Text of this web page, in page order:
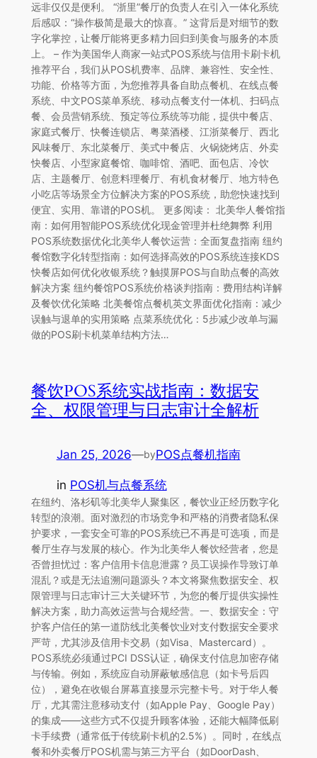
远非仅仅是便利。 “浙里”餐厅的负责人在引入一体化系统
后感叹：“操作极简是最大的惊喜。” 这背后是对细节的数
字化掌控，让餐厅能将更多精力回归到美食与服务的本质
上。 – 作为美国华人商家一站式POS系统与信用卡刷卡机
推荐平台，我们从POS机费率、品牌、兼容性、安全性、
功能、价格等方面，为您推荐具备自助点餐机、在线点餐
系统、中文POS菜单系统、移动点餐支付一体机、扫码点
餐、会员营销系统、预定等位系统等功能，提供中餐店、
家庭式餐厅、快餐连锁店、粤菜酒楼、江浙菜餐厅、西北
风味餐厅、东北菜餐厅、美式中餐店、火锅烧烤店、外卖
快餐店、小型家庭餐馆、咖啡馆、酒吧、面包店、冷饮
店、主题餐厅、创意料理餐厅、有机食材餐厅、地方特色
小吃店等场景全方位解决方案的POS系统，助您快速找到
便宜、实用、靠谱的POS机。 更多阅读： 北美华人餐馆指
南：如何用智能POS系统优化现金管理并杜绝舞弊 利用
POS系统数据优化北美华人餐饮运营：全面复盘指南 纽约
餐馆数字化转型指南：如何选择高效的POS系统连接KDS
快餐店如何优化收银系统？触摸屏POS与自助点餐的高效
解决方案 纽约餐馆POS系统价格谈判指南：费用结构详解
及餐饮优化策略 北美餐馆点餐机英文界面优化指南：减少
误触与退单的实用策略 点菜系统优化：5步减少改单与漏
做的POS刷卡机菜单结构方法…
餐饮POS系统实战指南：数据安
全、权限管理与日志审计全解析
Jan 25, 2026—byPOS点餐机指南
in POS机与点餐系统
在纽约、洛杉矶等北美华人聚集区，餐饮业正经历数字化
转型的浪潮。面对激烈的市场竞争和严格的消费者隐私保
护要求，一套安全可靠的POS系统已不再是可选项，而是
餐厅生存与发展的核心。作为北美华人餐饮经营者，您是
否曾担忧过：客户信用卡信息泄露？员工误操作导致订单
混乱？或是无法追溯问题源头？本文将聚焦数据安全、权
限管理与日志审计三大关键环节，为您的餐厅提供实操性
解决方案，助力高效运营与合规经营。一、数据安全：守
护客户信任的第一道防线北美餐饮业对支付数据安全要求
严苛，尤其涉及信用卡交易（如Visa、Mastercard）。
POS系统必须通过PCI DSS认证，确保支付信息加密存储
与传输。例如，系统应自动屏蔽敏感信息（如卡号后四
位），避免在收银台屏幕直接显示完整卡号。对于华人餐
厅，尤其需注意移动支付（如Apple Pay、Google Pay）
的集成——这些方式不仅提升顾客体验，还能大幅降低刷
卡手续费（通常低于传统刷卡机的2.5%）。同时，在线点
餐和外卖餐厅POS机需与第三方平台（如DoorDash、